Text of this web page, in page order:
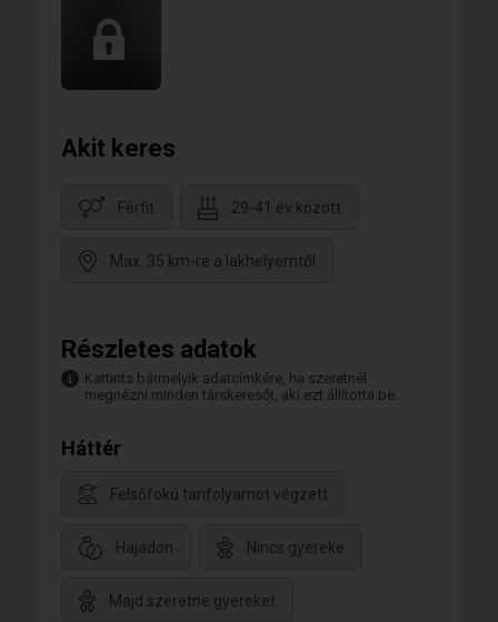
Akit keres
Férfit 29-41 év között
Max. 35 km-re a lakhelyemtől
Részletes adatok
Kattints bármelyik adatcímkére, ha szeretnél
megnézni minden társkeresőt, aki ezt állította be.
Háttér
Felsőfokú tanfolyamot végzett
Hajadon Nincs gyereke
Majd szeretne gyereket